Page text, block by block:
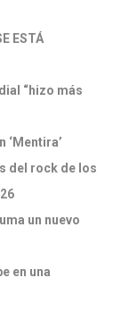
ESTÁ
“hizo más
‘Mentira’
del rock de los
un nuevo
en una